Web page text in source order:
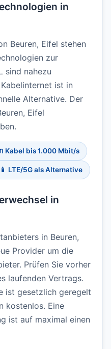
in
Beuren, Eifel stehen
zur
sind nahezu
ist in
Alternative. Der
Eifel
Kabel bis 1.000 Mbit/s
📱 LTE/5G als Alternative
in
in Beuren,
Provider um die
Prüfen Sie vorher
laufenden Vertrags.
ist gesetzlich geregelt
kostenlos. Eine
ist auf maximal einen